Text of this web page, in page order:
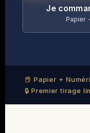
Je
Papier
📕 Papier +
🔒 Premier tirage